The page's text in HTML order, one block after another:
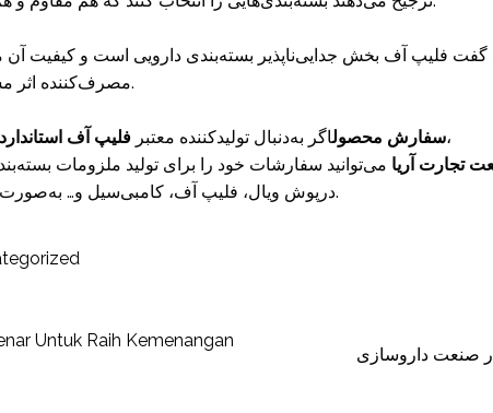
گفت فلیپ آف بخش جدایی‌ناپذیر بسته‌بندی دارویی است و کیفیت آن
مصرف‌کننده اثر مستقیم داشته باشد.
سفارش محصولاگر به‌دنبال تولیدکننده معتبر فلیپ آف
هستید،
تجارت آریا می‌توانید سفارشات خود را برای تولید ملزومات
درپوش ویال، فلیپ آف، کامبی‌سیل و… به‌صورت مستقیم ثبت کنید.
Untuk Raih Kemenangan
صنعت داروسازی